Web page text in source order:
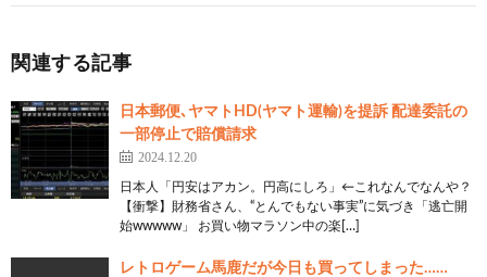
関連する記事
日本郵便､ヤマトHD(ヤマト運輸)を提訴 配達委託の
一部停止で賠償請求
2024.12.20
日本人「円安はアカン。円高にしろ」←これなんでなんや？
【衝撃】財務省さん、“とんでもない事実”に気づき「逃亡開
始wwwww」 お買い物マラソン中の楽[…]
レトロゲーム馬鹿だが今日も買ってしまった……